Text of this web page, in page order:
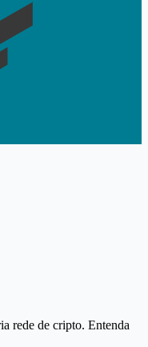
rede de cripto. Entenda